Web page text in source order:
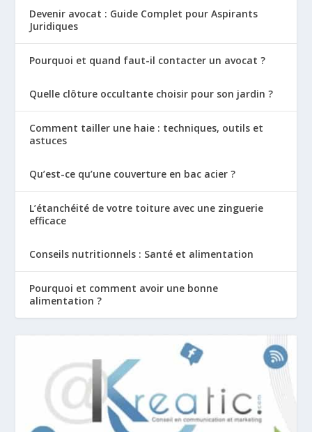
Devenir avocat : Guide Complet pour Aspirants
Juridiques
Pourquoi et quand faut-il contacter un avocat ?
Quelle clôture occultante choisir pour son jardin ?
Comment tailler une haie : techniques, outils et
astuces
Qu’est-ce qu’une couverture en bac acier ?
L’étanchéité de votre toiture avec une zinguerie
efficace
Conseils nutritionnels : Santé et alimentation
Pourquoi et comment avoir une bonne
alimentation ?